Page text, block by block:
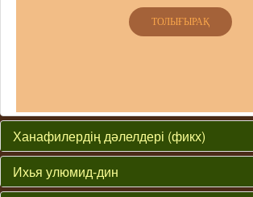
ТОЛЫҒЫРАҚ
Ханафилердің дәлелдері (фикх)
Ихья улюмид-дин